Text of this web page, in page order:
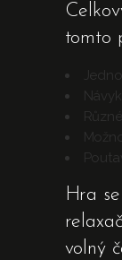
tomto
Hra
volný